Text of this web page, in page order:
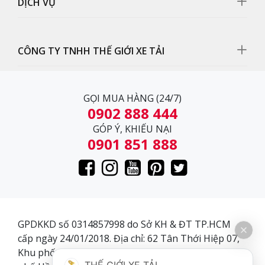
tính thẫm mỹ cao
CÔNG TY TNHH THẾ GIỚI XE TẢI
GỌI MUA HÀNG (24/7)
0902 888 444
GÓP Ý, KHIẾU NẠI
0901 851 888
GPDKKD số 0314857998 do Sở KH & ĐT TP.HCM
cấp ngày 24/01/2018. Địa chỉ: 62 Tân Thới Hiệp 07,
Khu phố 3, Phường Tân Thới Hiệp, Quận 12, Thành